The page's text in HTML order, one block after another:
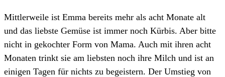
Mittlerweile ist Emma bereits mehr als acht Monate alt
und das liebste Gemüse ist immer noch Kürbis. Aber bitte
nicht in gekochter Form von Mama. Auch mit ihren acht
Monaten trinkt sie am liebsten noch ihre Milch und ist an
einigen Tagen für nichts zu begeistern. Der Umstieg von